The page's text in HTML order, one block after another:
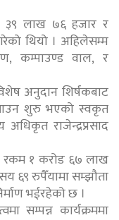
३९ लाख ७६ हजार र
थियो । अहिलेसम्म
कम्पाउण्ड वाल, र
अनुदान शिर्षकबाट
शुरु भएको स्वकृत
राजेन्द्रप्रसाद
रकम १ करोड ६७ लाख
६९ रुपैँयामा सम्झौता
भईरहेको छ ।
सम्पन्न कार्यक्रममा